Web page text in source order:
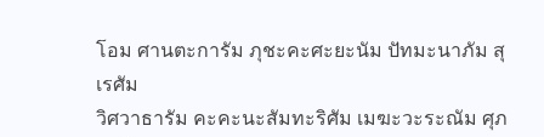
โอม ศานตะการัม ภุชะคะศะยะนัม ปัทมะนาภัม สุ
เรศัม
วิศวาธารัม คะคะนะสัมทะริศัม เมฆะวะระณัม ศุภ